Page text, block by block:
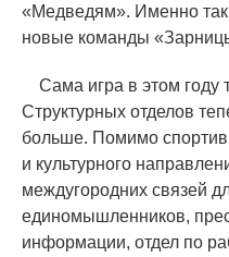
«Медведям». Именно
новые команды «
Сама игра в этом году
Структурных отделов
больше. Помимо
и культурного
междугородних связей
единомышленников,
информации, отдел по